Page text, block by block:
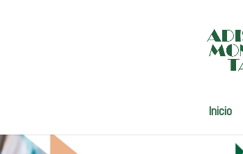
Inicio